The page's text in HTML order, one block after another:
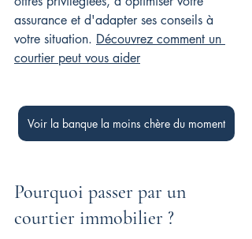
assurance et d'adapter ses conseils à
votre situation. Découvrez comment un
courtier peut vous aider
Voir la banque la moins chère du moment
Pourquoi passer par un
courtier immobilier ?